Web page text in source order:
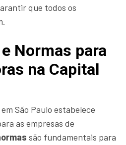
que todos os
Normas para
na Capital
São Paulo estabelece
as empresas de
são fundamentais para